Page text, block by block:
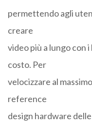
permettendo agli
creare
video più a lungo con
costo. Per
velocizzare al
reference
design hardware